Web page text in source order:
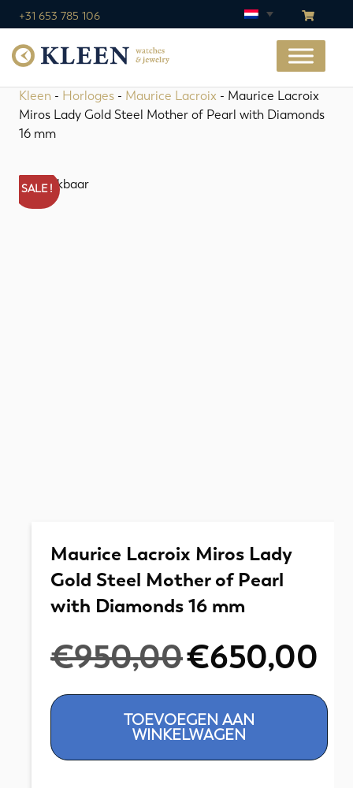
+31 653 785 106
Kleen - Horloges - Maurice Lacroix - Maurice Lacroix
Miros Lady Gold Steel Mother of Pearl with Diamonds
16 mm
Beschikbaar
SALE !
Maurice Lacroix Miros Lady
Gold Steel Mother of Pearl
with Diamonds 16 mm
€950,00 prijs
€950,00.
€650,00
Maurice
Miros
Lady
TOEVOEGEN AAN
WINKELWAGEN